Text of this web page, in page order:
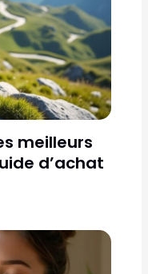
meilleurs
d’achat